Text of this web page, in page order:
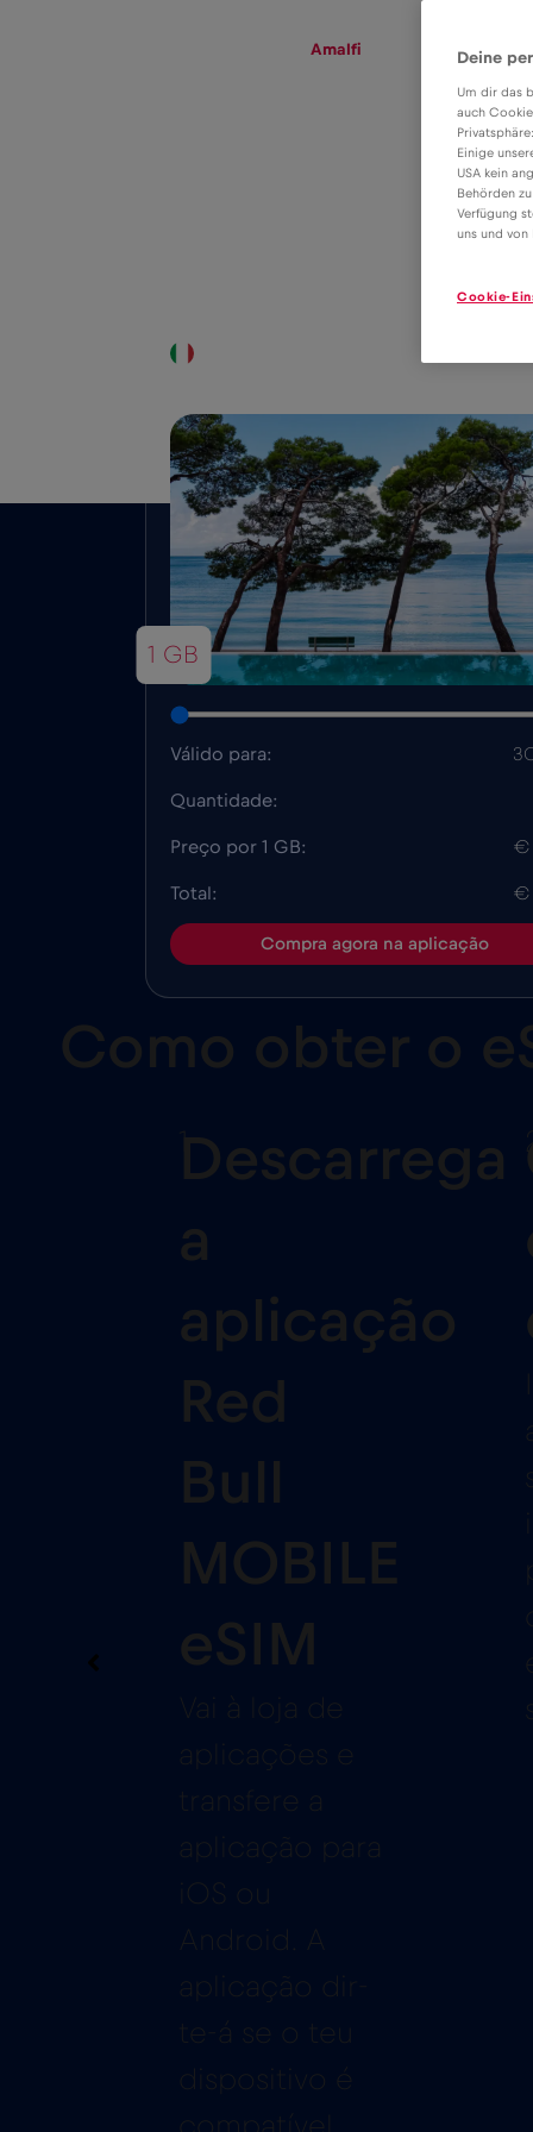
Amalfi
2€/
1 GB
Válido para:
Quantidade:
Preço por 1 GB: €
Total: €
Compra agora na aplicação
Como obter o
1Descarrega
a
aplicação
Red
Bull
MOBILE
eSIM
Vai à loja de
aplicações e
transfere a
aplicação para
iOS ou
Android. A
aplicação dir-
te-á se o teu
dispositivo é
compatível.
Deine
Um dir das
auch
Einige
USA kein
Behörden
Verfügung
uns und von
Cookie-